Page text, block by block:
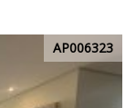
AP006323